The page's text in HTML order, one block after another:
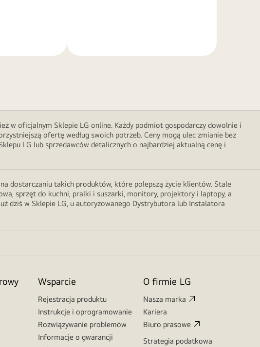
w oficjalnym Sklepie LG online. Każdy podmiot gospodarczy dowolnie i
ofertę według swoich potrzeb. Ceny mogą ulec zmianie bez
LG lub sprzedawców detalicznych o najbardziej aktualną cenę i
dostarczaniu takich produktów, które polepszą życie klientów. Stale
sprzęt do kuchni, pralki i suszarki, monitory, projektory i laptopy, a
dziś w Sklepie LG, u autoryzowanego Dystrybutora lub Instalatora
Wsparcie
Rejestracja produktu
Instrukcje i oprogramowanie
Rozwiązywanie problemów
Informacje o gwarancji
O firmie LG
Nasza marka
Kariera
Biuro prasowe
Strategia podatkowa